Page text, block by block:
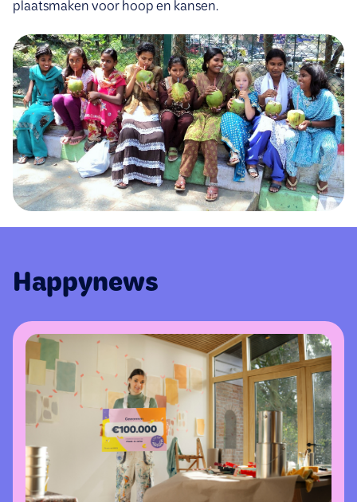
plaatsmaken voor hoop en kansen.
Happynews